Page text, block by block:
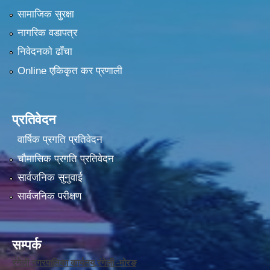
सामाजिक सुरक्षा
नागरिक वडापत्र
निवेदनको ढाँचा
Online एकिकृत कर प्रणाली
प्रतिवेदन
वार्षिक प्रगति प्रतिवेदन
चौमासिक प्रगति प्रतिवेदन
सार्वजनिक सुनुवाई
सार्वजनिक परीक्षण
सम्पर्क
रंगेली नगरपालिका कार्यलय,रंगेली -मोरङ